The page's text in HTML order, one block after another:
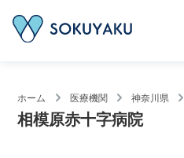
ホーム 医療機関 神奈川県
相模原赤十字病院